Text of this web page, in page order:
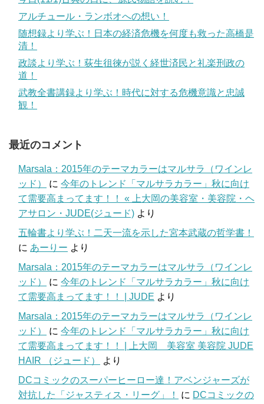
アルチュール・ランボオへの想い！
随想録より学ぶ！日本の経済危機を何度も救った高橋是
清！
政談より学ぶ！荻生徂徠が説く経世済民と礼楽刑政の
道！
武教全書講録より学ぶ！時代に対する危機意識と忠誠
観！
最近のコメント
Marsala：2015年のテーマカラーはマルサラ（ワインレ
ッド）
に 今年のトレンド「マルサラカラー」秋に向け
て需要高まってます！！ « 上大岡の美容室・美容院・ヘ
アサロン・JUDE(ジュード) より
五輪書より学ぶ！二天一流を示した宮本武蔵の哲学書！
に あーりー より
Marsala：2015年のテーマカラーはマルサラ（ワインレ
ッド）
に 今年のトレンド「マルサラカラー」秋に向け
て需要高まってます！！ | JUDE より
Marsala：2015年のテーマカラーはマルサラ（ワインレ
ッド）
に 今年のトレンド「マルサラカラー」秋に向け
て需要高まってます！！ | 上大岡 美容室 美容院 JUDE
HAIR （ジュード）
より
DCコミックのスーパーヒーロー達！アベンジャーズが
対抗した「ジャスティス・リーグ」！
に DCコミックの